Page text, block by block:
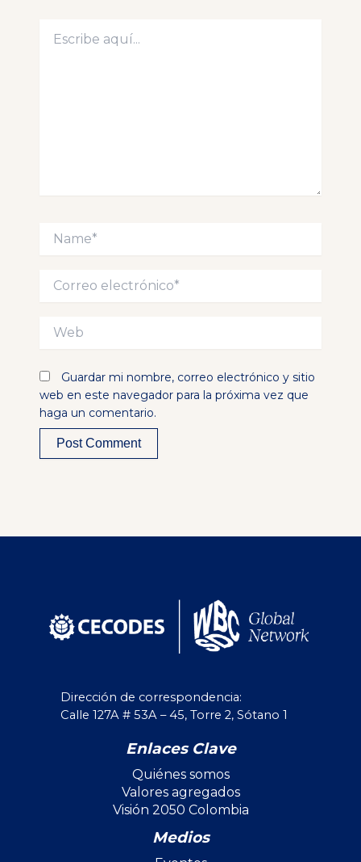
aquí...
Name*
Correo
electrónico*
Web
Guardar mi nombre, correo electrónico y sitio
web en este navegador para la próxima vez que
haga un comentario.
Dirección de correspondencia:
Calle 127A # 53A – 45, Torre 2, Sótano 1
Enlaces Clave
Quiénes somos
Valores agregados
Visión 2050 Colombia
Medios